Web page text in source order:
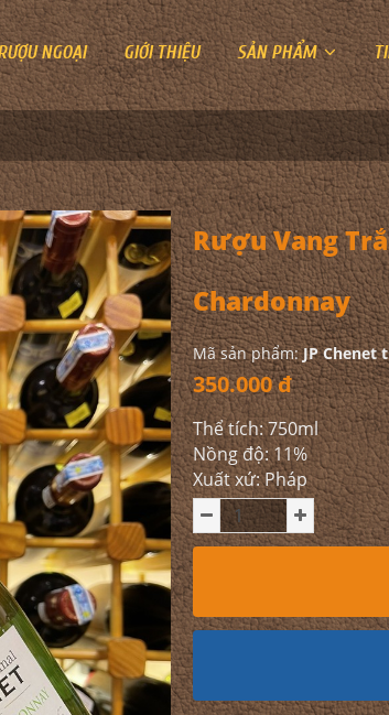
NGOẠI GIỚI THIỆU SẢN PHẨM
Rượu Vang
Chardonnay
Mã sản phẩm:JP Chenet
350.000 đ
Thể tích: 750ml
Nồng độ: 11%
Xuất xứ: Pháp